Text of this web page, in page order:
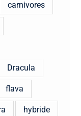
carnivores
Dracula
flava
hybride